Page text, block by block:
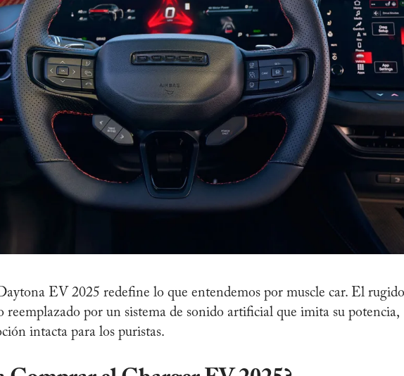
EV 2025 redefine lo que entendemos por muscle car. El rugido
reemplazado por un sistema de sonido artificial que imita su potencia,
intacta para los puristas.